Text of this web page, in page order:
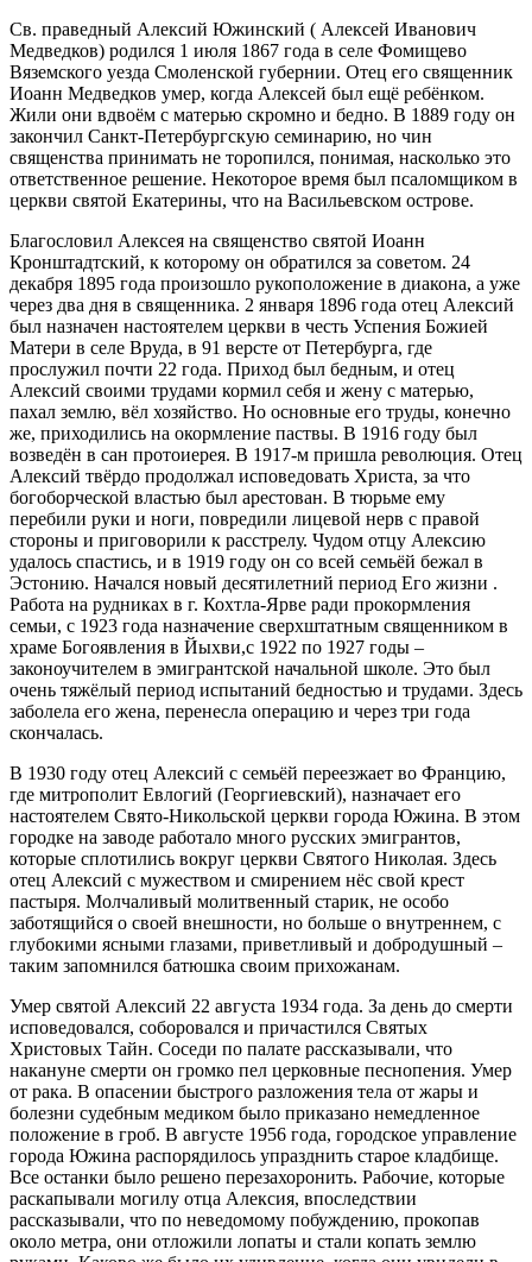
Св. праведный Алексий Южинский ( Алексей Иванович
Медведков) родился 1 июля 1867 года в селе Фомищево
Вяземского уезда Смоленской губернии. Отец его священник
Иоанн Медведков умер, когда Алексей был ещё ребёнком.
Жили они вдвоём с матерью скромно и бедно. В 1889 году он
закончил Санкт-Петербургскую семинарию, но чин
священства принимать не торопился, понимая, насколько это
ответственное решение. Некоторое время был псаломщиком в
церкви святой Екатерины, что на Васильевском острове.
Благословил Алексея на священство святой Иоанн
Кронштадтский, к которому он обратился за советом. 24
декабря 1895 года произошло рукоположение в диакона, а уже
через два дня в священника. 2 января 1896 года отец Алексий
был назначен настоятелем церкви в честь Успения Божией
Матери в селе Вруда, в 91 версте от Петербурга, где
прослужил почти 22 года. Приход был бедным, и отец
Алексий своими трудами кормил себя и жену с матерью,
пахал землю, вёл хозяйство. Но основные его труды, конечно
же, приходились на окормление паствы. В 1916 году был
возведён в сан протоиерея. В 1917-м пришла революция. Отец
Алексий твёрдо продолжал исповедовать Христа, за что
богоборческой властью был арестован. В тюрьме ему
перебили руки и ноги, повредили лицевой нерв с правой
стороны и приговорили к расстрелу. Чудом отцу Алексию
удалось спастись, и в 1919 году он со всей семьёй бежал в
Эстонию. Начался новый десятилетний период Его жизни .
Работа на рудниках в г. Кохтла-Ярве ради прокормления
семьи, с 1923 года назначение сверхштатным священником в
храме Богоявления в Йыхви,с 1922 по 1927 годы –
законоучителем в эмигрантской начальной школе. Это был
очень тяжёлый период испытаний бедностью и трудами. Здесь
заболела его жена, перенесла операцию и через три года
скончалась.
В 1930 году отец Алексий с семьёй переезжает во Францию,
где митрополит Евлогий (Георгиевский), назначает его
настоятелем Свято-Никольской церкви города Южина. В этом
городке на заводе работало много русских эмигрантов,
которые сплотились вокруг церкви Святого Николая. Здесь
отец Алексий с мужеством и смирением нёс свой крест
пастыря. Молчаливый молитвенный старик, не особо
заботящийся о своей внешности, но больше о внутреннем, с
глубокими ясными глазами, приветливый и добродушный –
таким запомнился батюшка своим прихожанам.
Умер святой Алексий 22 августа 1934 года. За день до смерти
исповедовался, соборовался и причастился Святых
Христовых Тайн. Соседи по палате рассказывали, что
накануне смерти он громко пел церковные песнопения. Умер
от рака. В опасении быстрого разложения тела от жары и
болезни судебным медиком было приказано немедленное
положение в гроб. В августе 1956 года, городское управление
города Южина распорядилось упразднить старое кладбище.
Все останки было решено перезахоронить. Рабочие, которые
раскапывали могилу отца Алексия, впоследствии
рассказывали, что по неведомому побуждению, прокопав
около метра, они отложили лопаты и стали копать землю